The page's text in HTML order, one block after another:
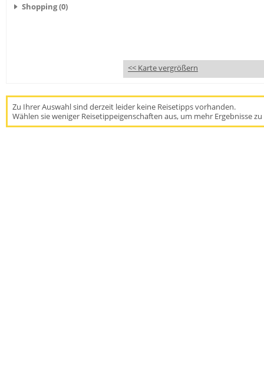
Shopping (0)
<< Karte vergrößern
Zu Ihrer Auswahl sind derzeit leider keine Reisetipps vorhanden.
Wählen sie weniger Reisetippeigenschaften aus, um mehr Ergebnisse